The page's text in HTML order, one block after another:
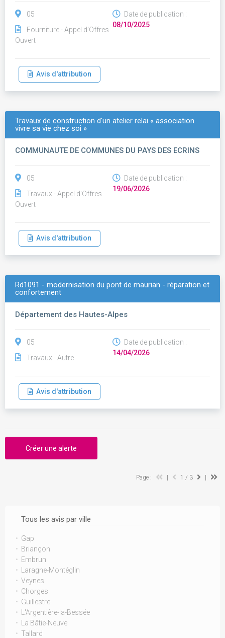
Tous les avis par ville
Gap
Briançon
Embrun
Laragne-Montéglin
Veynes
Chorges
Guillestre
L'Argentière-la-Bessée
La Bâtie-Neuve
Tallard
05
Fourniture - Appel d'Offres
Ouvert
Date de publication :
08/10/2025
Avis d'attribution
Travaux de construction d'un atelier relai « association
vivre sa vie chez soi »
COMMUNAUTE DE COMMUNES DU PAYS DES ECRINS
05
Travaux - Appel d'Offres
Ouvert
Date de publication :
19/06/2026
Avis d'attribution
Rd1091 - modernisation du pont de maurian - réparation et
confortement
Département des Hautes-Alpes
05
Travaux - Autre
Date de publication :
14/04/2026
Avis d'attribution
Créer une alerte
Page : 1 / 3